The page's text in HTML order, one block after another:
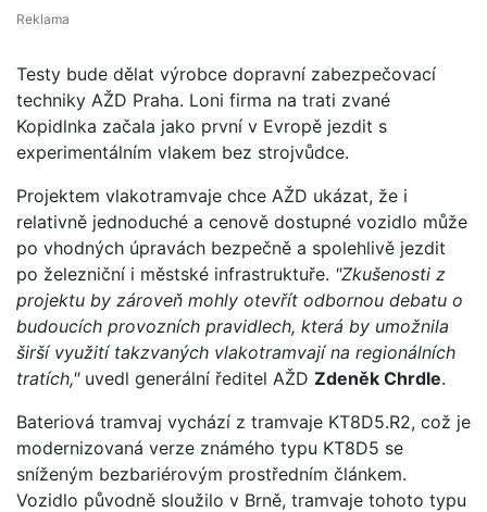
Testy bude dělat výrobce dopravní zabezpečovací
techniky AŽD Praha. Loni firma na trati zvané
Kopidlnka začala jako první v Evropě jezdit s
experimentálním vlakem bez strojvůdce.
Projektem vlakotramvaje chce AŽD ukázat, že i
relativně jednoduché a cenově dostupné vozidlo může
po vhodných úpravách bezpečně a spolehlivě jezdit
po železniční i městské infrastruktuře. "Zkušenosti z
projektu by zároveň mohly otevřít odbornou debatu o
budoucích provozních pravidlech, která by umožnila
širší využití takzvaných vlakotramvají na regionálních
tratích,"uvedl generální ředitel AŽD Zdeněk Chrdle.
Bateriová tramvaj vychází z tramvaje KT8D5.R2, což je
modernizovaná verze známého typu KT8D5 se
sníženým bezbariérovým prostředním článkem.
Vozidlo původně sloužilo v Brně, tramvaje tohoto typu